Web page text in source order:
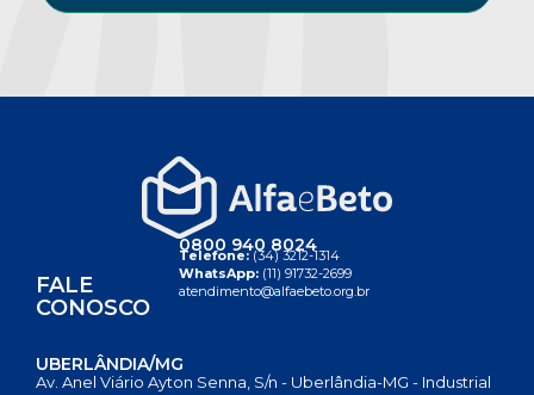
FALE
CONOSCO
0800 940 8024
Telefone:(34) 3212-1314
WhatsApp: (11) 91732-2699
atendimento@alfaebeto.org.br
UBERLÂNDIA/MG
Av. Anel Viário Ayton Senna, S/n - Uberlândia-MG - Industrial